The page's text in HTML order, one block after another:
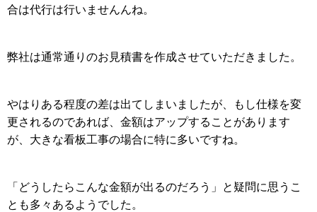
合は代行は行いませんんね。
弊社は通常通りのお見積書を作成させていただきました。
やはりある程度の差は出てしまいましたが、もし仕様を変
更されるのであれば、金額はアップすることがあります
が、大きな看板工事の場合に特に多いですね。
「どうしたらこんな金額が出るのだろう」と疑問に思うこ
とも多々あるようでした。